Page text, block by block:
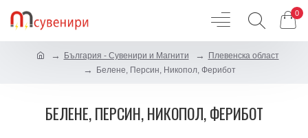
0
България - Сувенири и Магнити
Плевенска област
Белене, Персин, Никопол, Ферибот
БЕЛЕНЕ, ПЕРСИН, НИКОПОЛ, ФЕРИБОТ